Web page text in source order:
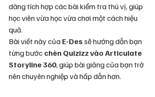
dàng tích hợp các bài kiểm tra thú vị, giúp
học viên vừa học vừa chơi một cách hiệu
quả.
Bài viết này của E-Des sẽ hướng dẫn bạn
từng bước chèn Quizizz vào Articulate
Storyline 360, giúp bài giảng của bạn trở
nên chuyên nghiệp và hấp dẫn hơn.